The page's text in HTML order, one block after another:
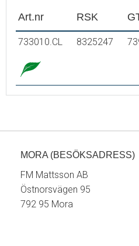
Art.nr RSK
733010.CL 8325247
MORA (BESÖKSADRESS)
FM Mattsson AB
Östnorsvägen 95
792 95 Mora